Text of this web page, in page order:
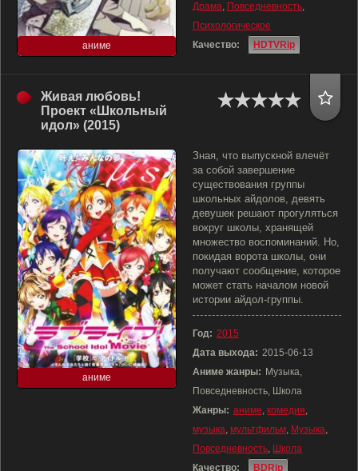
аниме
Драма, Повседневность,
Психологическое
Качество:
HDTVRip
Живая любовь!
Проект «Школьный
идол» (2015)
аниме
Зная, что выпускной влечёт
за собой завершение
существования группы
школьных айдолов, девять
девушек решают прогуляться
вокруг школы, хранящей
множество воспоминаний. Но,
покидая ворота школы, они
получают сообщение, которое
может стать началом новой
истории айдол-группы.
Год: 2015
Дата выхода: 2015-06-13
Аниме жанры: Музыка,
Повседневность, Школа
Жанры: аниме, комедия,
музыка, мультфильм, Музыка,
Повседневность, Школа
Качество:
BDRip